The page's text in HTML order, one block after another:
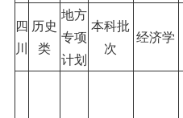
四
川
历史
类
地方
专项
计划
本科批
次
经济学